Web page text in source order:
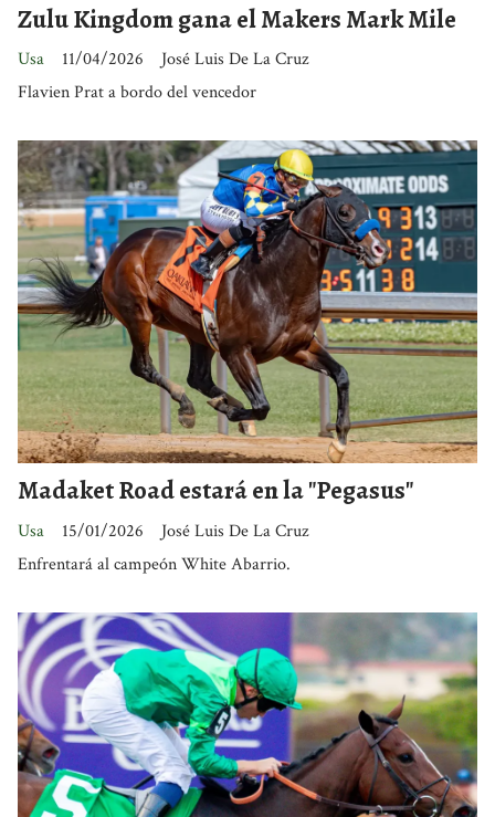
Zulu Kingdom gana el Makers Mark Mile
José Luis De La Cruz
Usa
11/04/2026
Flavien Prat a bordo del vencedor
Madaket Road estará en la "Pegasus"
José Luis De La Cruz
Usa
15/01/2026
Enfrentará al campeón White Abarrio.